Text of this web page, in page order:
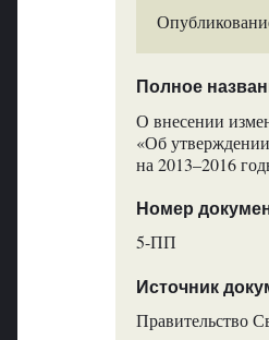
Полное
О внесении
«Об
на 2013–2016
Номер
5-ПП
Источник
Правительство